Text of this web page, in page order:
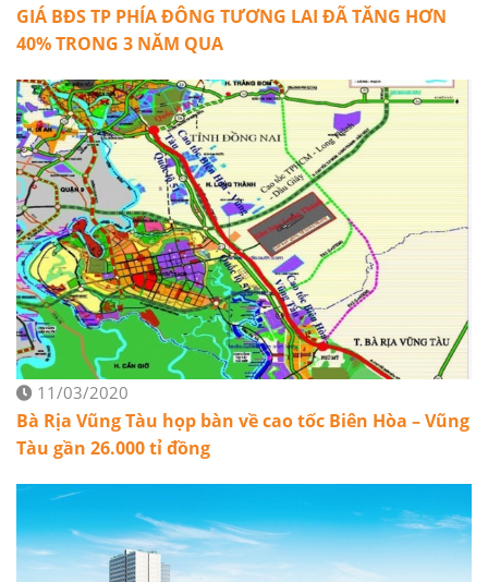
GIÁ BĐS TP PHÍA ĐÔNG TƯƠNG LAI ĐÃ TĂNG HƠN
40% TRONG 3 NĂM QUA
11/03/2020
Bà Rịa Vũng Tàu họp bàn về cao tốc Biên Hòa – Vũng
Tàu gần 26.000 tỉ đồng